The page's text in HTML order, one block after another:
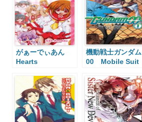
がぁーでぃあん
Hearts
機動戦士ガンダム
00 Mobile Suit